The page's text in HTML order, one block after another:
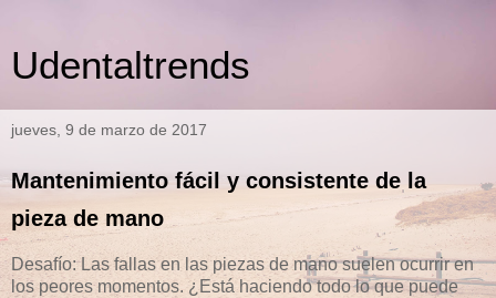
Udentaltrends
jueves, 9 de marzo de 2017
Mantenimiento fácil y consistente de la
pieza de mano
Desafío: Las fallas en las piezas de mano suelen ocurrir en
los peores momentos. ¿Está haciendo todo lo que puede